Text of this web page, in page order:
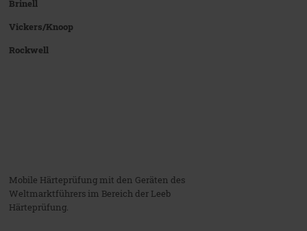
Brinell
Vickers/Knoop
Rockwell
Mobile Härteprüfung mit den Geräten des
Weltmarktführers im Bereich der Leeb
Härteprüfung.